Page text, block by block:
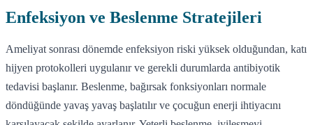
Enfeksiyon ve Beslenme Stratejileri
Ameliyat sonrası dönemde enfeksiyon riski yüksek olduğundan, katı
hijyen protokolleri uygulanır ve gerekli durumlarda antibiyotik
tedavisi başlanır. Beslenme, bağırsak fonksiyonları normale
döndüğünde yavaş yavaş başlatılır ve çocuğun enerji ihtiyacını